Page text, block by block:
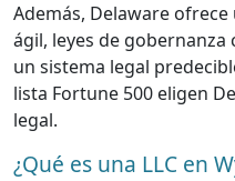
Además, Delaware
ágil, leyes de
un sistema legal
lista Fortune 500 eligen
legal.
¿Qué es una LLC en